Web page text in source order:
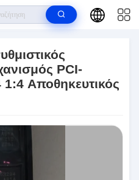
PCI-Express Gen1/2/3/4 1:4
PCI-
Αποθηκευτικός